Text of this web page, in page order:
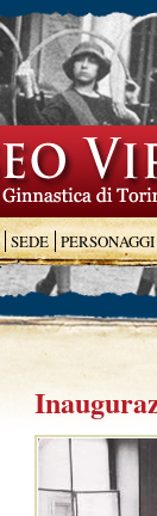
SEDE PERSONAGGI